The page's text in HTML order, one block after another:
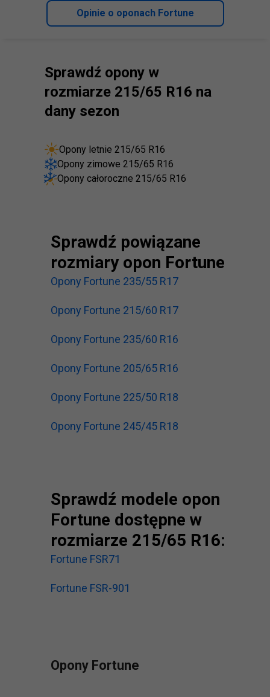
Opinie o oponach Fortune
Sprawdź opony w
rozmiarze 215/65 R16 na
dany sezon
Opony letnie 215/65 R16
Opony zimowe 215/65 R16
Opony całoroczne 215/65 R16
Sprawdź powiązane
rozmiary opon Fortune
Opony Fortune 235/55 R17
Opony Fortune 215/60 R17
Opony Fortune 235/60 R16
Opony Fortune 205/65 R16
Opony Fortune 225/50 R18
Opony Fortune 245/45 R18
Sprawdź modele opon
Fortune dostępne w
rozmiarze 215/65 R16:
Fortune FSR71
Fortune FSR-901
Opony Fortune